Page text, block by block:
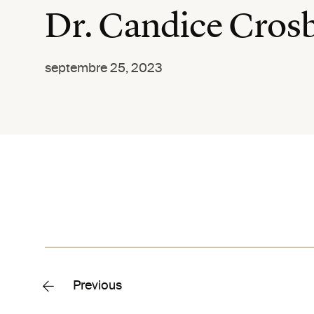
Dr. Candice
septembre 25, 2023
Previous